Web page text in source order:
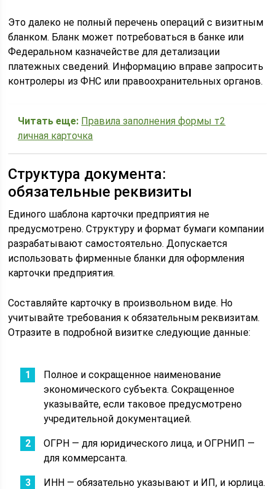
Это далеко не полный перечень операций с визитным
бланком. Бланк может потребоваться в банке или
Федеральном казначействе для детализации
платежных сведений. Информацию вправе запросить
контролеры из ФНС или правоохранительных органов.
Читать еще: Правила заполнения формы т2
личная карточка
Структура документа:
обязательные реквизиты
Единого шаблона карточки предприятия не
предусмотрено. Структуру и формат бумаги компании
разрабатывают самостоятельно. Допускается
использовать фирменные бланки для оформления
карточки предприятия.
Составляйте карточку в произвольном виде. Но
учитывайте требования к обязательным реквизитам.
Отразите в подробной визитке следующие данные:
Полное и сокращенное наименование
экономического субъекта. Сокращенное
указывайте, если таковое предусмотрено
учредительной документацией.
ОГРН — для юридического лица, и ОГРНИП —
для коммерсанта.
ИНН — обязательно указывают и ИП, и юрлица.